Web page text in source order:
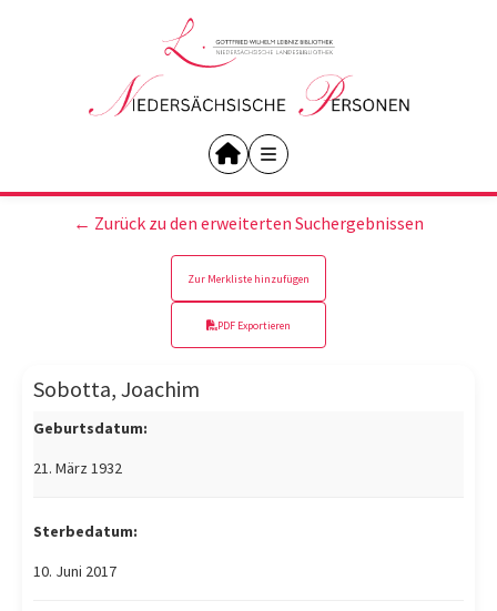
← Zurück zu den erweiterten Suchergebnissen
Zur Merkliste hinzufügen
PDF Exportieren
Sobotta, Joachim
Geburtsdatum:
21. März 1932
Sterbedatum:
10. Juni 2017